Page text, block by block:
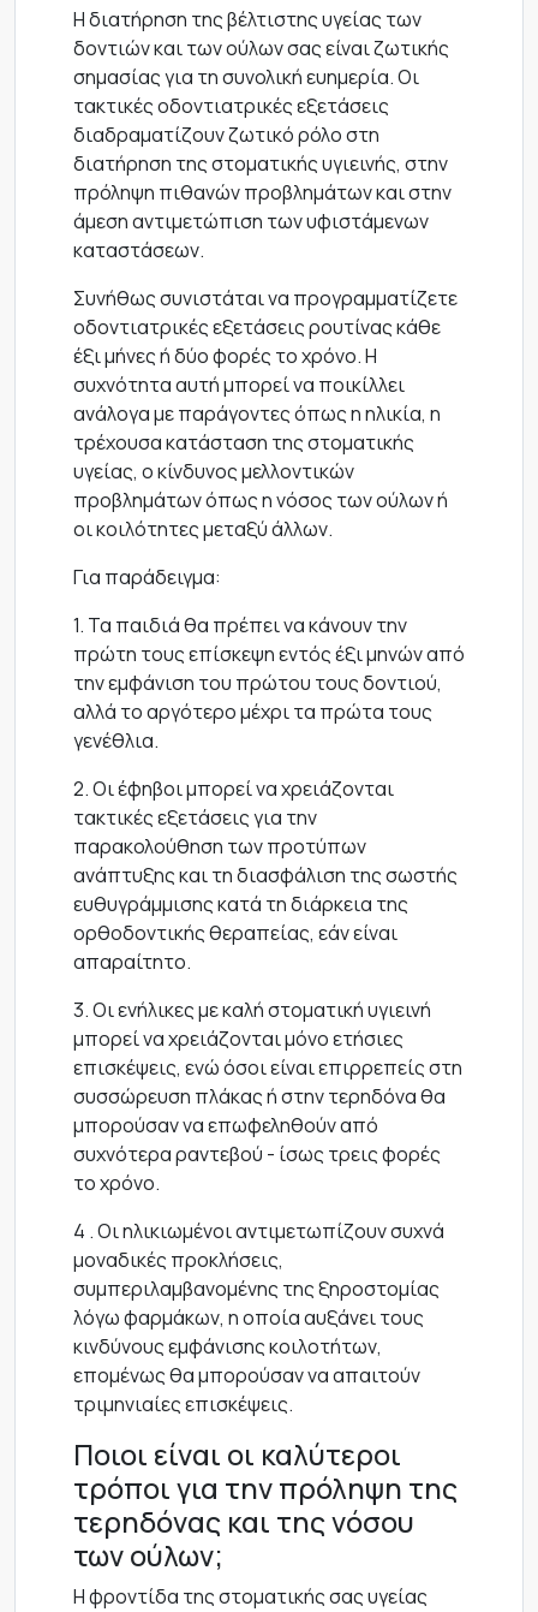
Η διατήρηση της βέλτιστης υγείας των
δοντιών και των ούλων σας είναι ζωτικής
σημασίας για τη συνολική ευημερία. Οι
τακτικές οδοντιατρικές εξετάσεις
διαδραματίζουν ζωτικό ρόλο στη
διατήρηση της στοματικής υγιεινής, στην
πρόληψη πιθανών προβλημάτων και στην
άμεση αντιμετώπιση των υφιστάμενων
καταστάσεων.
Συνήθως συνιστάται να προγραμματίζετε
οδοντιατρικές εξετάσεις ρουτίνας κάθε
έξι μήνες ή δύο φορές το χρόνο. Η
συχνότητα αυτή μπορεί να ποικίλλει
ανάλογα με παράγοντες όπως η ηλικία, η
τρέχουσα κατάσταση της στοματικής
υγείας, ο κίνδυνος μελλοντικών
προβλημάτων όπως η νόσος των ούλων ή
οι κοιλότητες μεταξύ άλλων.
Για παράδειγμα:
1. Τα παιδιά θα πρέπει να κάνουν την
πρώτη τους επίσκεψη εντός έξι μηνών από
την εμφάνιση του πρώτου τους δοντιού,
αλλά το αργότερο μέχρι τα πρώτα τους
γενέθλια.
2. Οι έφηβοι μπορεί να χρειάζονται
τακτικές εξετάσεις για την
παρακολούθηση των προτύπων
ανάπτυξης και τη διασφάλιση της σωστής
ευθυγράμμισης κατά τη διάρκεια της
ορθοδοντικής θεραπείας, εάν είναι
απαραίτητο.
3. Οι ενήλικες με καλή στοματική υγιεινή
μπορεί να χρειάζονται μόνο ετήσιες
επισκέψεις, ενώ όσοι είναι επιρρεπείς στη
συσσώρευση πλάκας ή στην τερηδόνα θα
μπορούσαν να επωφεληθούν από
συχνότερα ραντεβού - ίσως τρεις φορές
το χρόνο.
4 . Οι ηλικιωμένοι αντιμετωπίζουν συχνά
μοναδικές προκλήσεις,
συμπεριλαμβανομένης της ξηροστομίας
λόγω φαρμάκων, η οποία αυξάνει τους
κινδύνους εμφάνισης κοιλοτήτων,
επομένως θα μπορούσαν να απαιτούν
τριμηνιαίες επισκέψεις.
Ποιοι είναι οι καλύτεροι
τρόποι για την πρόληψη της
τερηδόνας και της νόσου
των ούλων;
Η φροντίδα της στοματικής σας υγείας